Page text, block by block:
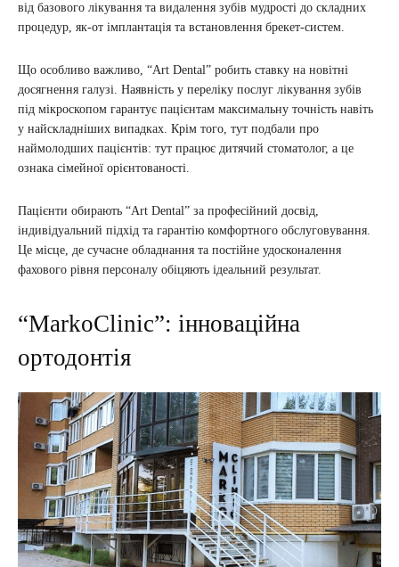
від базового лікування та видалення зубів мудрості до складних
процедур, як-от імплантація та встановлення брекет-систем.
Що особливо важливо, “Art Dental” робить ставку на новітні
досягнення галузі. Наявність у переліку послуг лікування зубів
під мікроскопом гарантує пацієнтам максимальну точність навіть
у найскладніших випадках. Крім того, тут подбали про
наймолодших пацієнтів: тут працює дитячий стоматолог, а це
ознака сімейної орієнтованості.
Пацієнти обирають “Art Dental” за професійний досвід,
індивідуальний підхід та гарантію комфортного обслуговування.
Це місце, де сучасне обладнання та постійне удосконалення
фахового рівня персоналу обіцяють ідеальний результат.
“MarkoClinic”: інноваційна
ортодонтія